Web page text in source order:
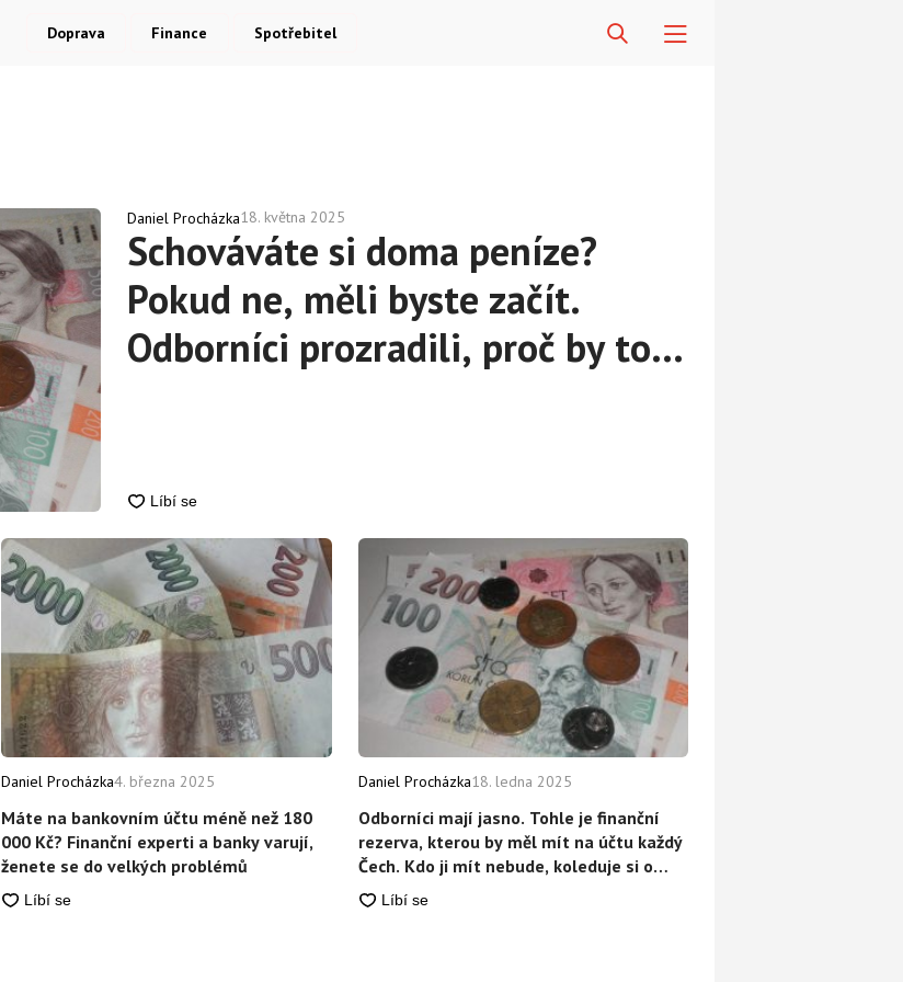
Doprava Finance Spotřebitel
Daniel Procházka18. května 2025
Schováváte si doma peníze?
Pokud ne, měli byste začít.
Odborníci prozradili, proč by to
Máte na bankovním účtu méně než 180
000 Kč? Finanční experti a banky varují,
ženete se do velkých problémů
Daniel Procházka4. března 2025
Odborníci mají jasno. Tohle je finanční
rezerva, kterou by měl mít na účtu každý
Čech. Kdo ji mít nebude, koleduje si o
problém
Daniel Procházka18. ledna 2025